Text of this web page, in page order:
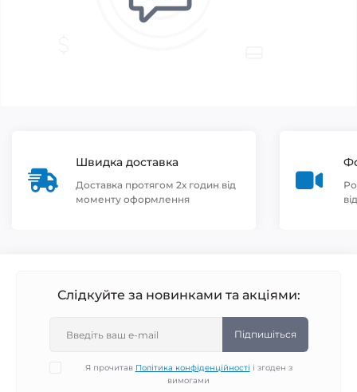
Швидка доставка
Доставка протягом 2х годин від
моменту оформлення
Слідкуйте за новинками та акціями:
Підпишіться
Я прочитав Політика конфіденційності і згоден з
вимогами